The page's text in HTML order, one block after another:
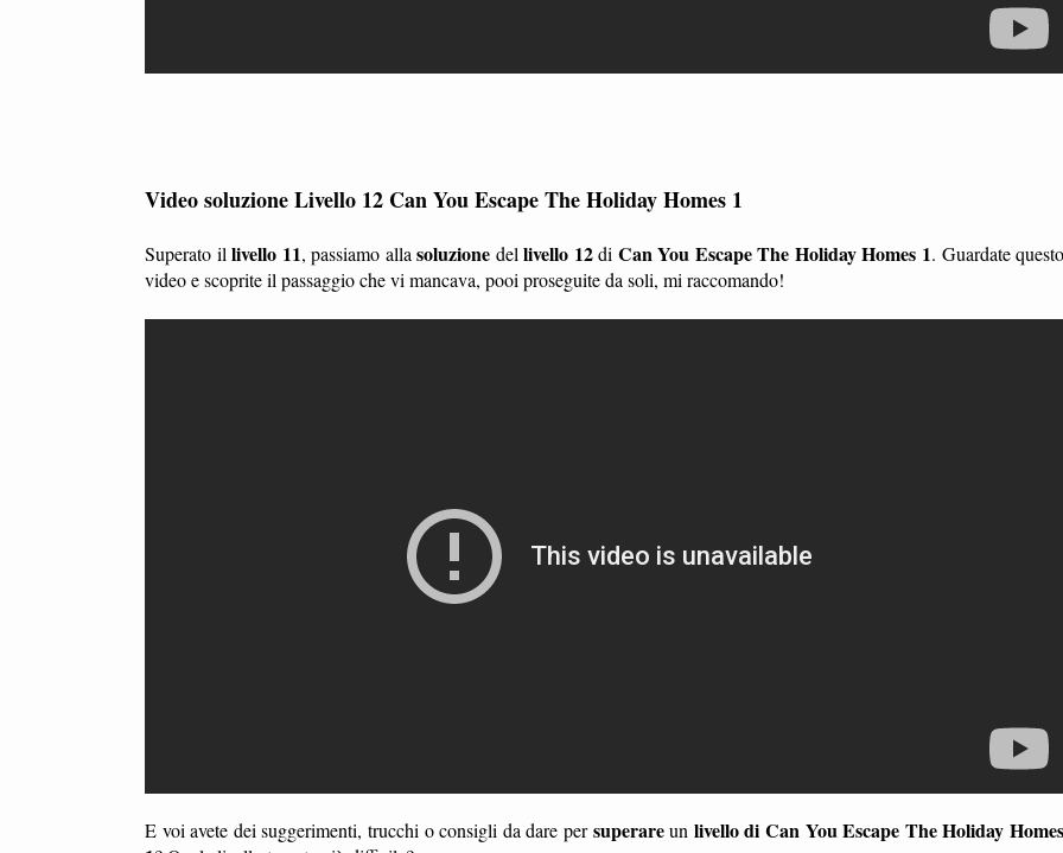
Video soluzione Livello 12 Can You Escape The Holiday Homes 1
Superato illivello 11, passiamo allasoluzione dellivello 12di Can You Escape The Holiday Homes 1. Guardate
video e scoprite il passaggio che vi mancava, pooi proseguite da soli, mi raccomando!
E voi avete dei suggerimenti, trucchi o consigli da dare persuperareun livello di Can You Escape The Holiday